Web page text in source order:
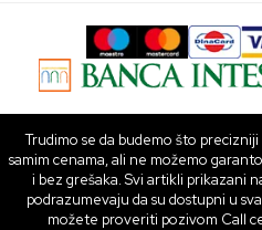
Trudimo se da budemo što
samim cenama, ali ne možemo
i bez grešaka. Svi artikli prikazani
podrazumevaju da su dostupni u
možete proveriti pozivom Call